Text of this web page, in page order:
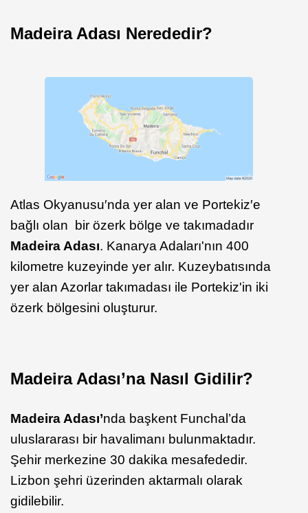
Madeira Adası Nerededir?
Atlas Okyanusu′nda yer alan ve Portekiz′e
bağlı olan bir özerk bölge ve takımadadır
Madeira Adası. Kanarya Adaları'nın 400
kilometre kuzeyinde yer alır. Kuzeybatısında
yer alan Azorlar takımadası ile Portekiz'in iki
özerk bölgesini oluşturur.
Madeira Adası’na Nasıl Gidilir?
Madeira Adası’nda başkent Funchal’da
uluslararası bir havalimanı bulunmaktadır.
Şehir merkezine 30 dakika mesafededir.
Lizbon şehri üzerinden aktarmalı olarak
gidilebilir.